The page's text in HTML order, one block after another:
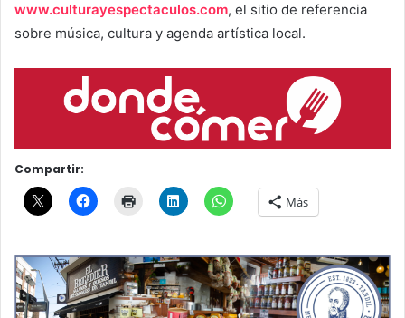
www.culturayespectaculos.com, el sitio de referencia
sobre música, cultura y agenda artística local.
Compartir:
Más